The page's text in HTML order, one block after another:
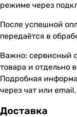
режиме через
После успешной
передаётся в
Важно: сервисный
товара и отдельно
Подробная
через чат или email.
Доставка